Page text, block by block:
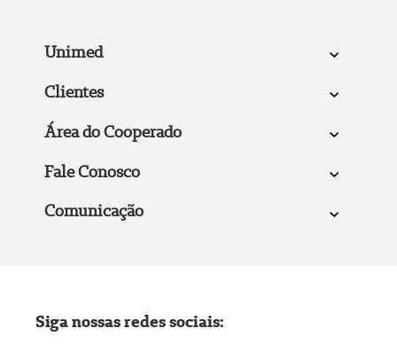
Unimed
Clientes
Área do Cooperado
Fale Conosco
Comunicação
Siga nossas redes sociais: